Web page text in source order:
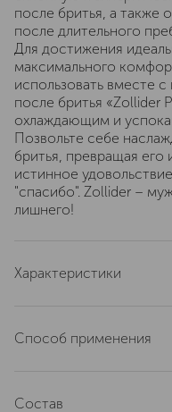
после бритья, а также
после длительного
Для достижения
максимального
использовать вместе
после бритья «Zollider
охлаждающим и
Позвольте себе
бритья, превращая его
истинное
"спасибо". Zollider –
лишнего!
Характеристики
артикул
Способ применения
количество геля,
Состав